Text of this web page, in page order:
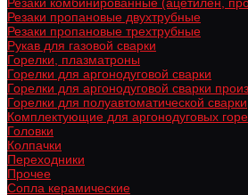
Резаки пропановые двухтрубные
Резаки пропановые трехтрубные
Рукав для газовой сварки
Горелки, плазматроны
Горелки для аргонодуговой сварки
Горелки для аргонодуговой сварки
Горелки для полуавтоматической сварки
Комплектующие для аргонодуговых
Головки
Колпачки
Переходники
Прочее
Сопла керамические